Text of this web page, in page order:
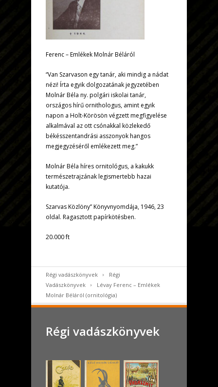
Ferenc – Emlékek Molnár Béláról
“Van Szarvason egy tanár, aki mindig a nádat
nézi! Írta egyik dolgozatának jegyzetében
Molnár Béla ny. polgári iskolai tanár,
országos hírű ornithologus, amint egyik
napon a Holt-Körösön végzett megfigyelése
alkalmával az ott csónakkal közlekedő
békésszentandrási asszonyok hangos
megjegyzéséről emlékezett meg.”
Molnár Béla híres ornitológus, a kakukk
természetrajzának legismertebb hazai
kutatója.
Szarvas Közlöny” Könyvnyomdája, 1946, 23
oldal. Ragasztott papírkötésben.
20.000 ft
Régi vadászkönyvek
Régi
Vadászkönyvek
Lévay Ferenc – Emlékek
Molnár Béláról (ornitológia)
Régi vadászkönyvek